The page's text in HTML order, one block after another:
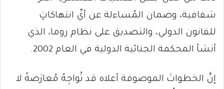
شفافية، وضمان المُساءلة عن أيِّ انتهاكاتٍ
للقانون الدولي، والتصديق على نظام روما، الذي
أنشأ المحكمة الجنائية الدولية في العام 2002.
إنَّ الخطواتَ الموصوفة أعلاه قد تُواجِهُ مُعارَضةً لا